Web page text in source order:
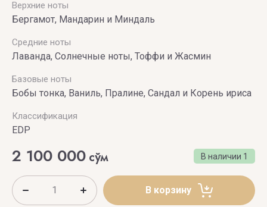
Верхние ноты
Бергамот, Мандарин и Миндаль
Средние ноты
Лаванда, Солнечные ноты, Тоффи и Жасмин
Базовые ноты
Бобы тонка, Ваниль, Пралине, Сандал и Корень ириса
Классификация
EDP
В наличии 1
2 100 000 сўм
В корзину